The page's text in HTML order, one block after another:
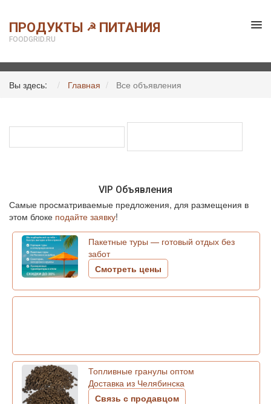
ПРОДУКТЫ ☭ ПИТАНИЯ
FOODGRID.RU
Вы здесь: Главная Все объявления
VIP Объявления
Самые просматриваемые предложения, для размещения в
этом блоке подайте заявку!
Пакетные туры — готовый отдых без
забот
Смотреть цены
Топливные гранулы оптом
Доставка из Челябинска
Связь с продавцом